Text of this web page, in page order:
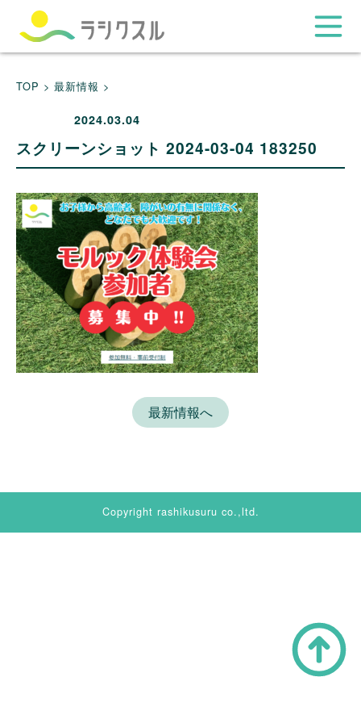
TOP > 最新情報 >
2024.03.04
スクリーンショット 2024-03-04 183250
最新情報へ
Copyright rashikusuru co.,ltd.